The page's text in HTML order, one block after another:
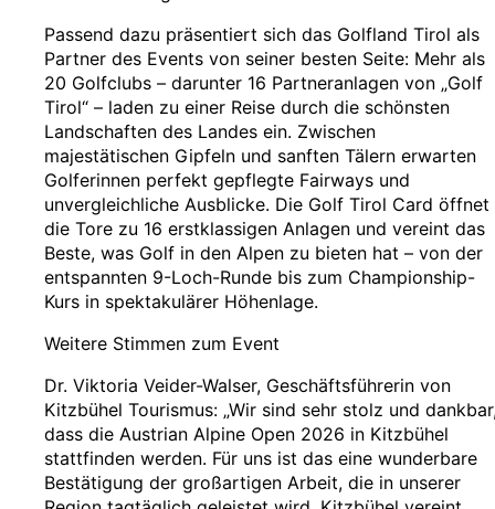
Passend dazu präsentiert sich das Golfland Tirol als
Partner des Events von seiner besten Seite: Mehr als
20 Golfclubs – darunter 16 Partneranlagen von „Golf
Tirol“ – laden zu einer Reise durch die schönsten
Landschaften des Landes ein. Zwischen
majestätischen Gipfeln und sanften Tälern erwarten
Golferinnen perfekt gepflegte Fairways und
unvergleichliche Ausblicke. Die Golf Tirol Card öffnet
die Tore zu 16 erstklassigen Anlagen und vereint das
Beste, was Golf in den Alpen zu bieten hat – von der
entspannten 9-Loch-Runde bis zum Championship-
Kurs in spektakulärer Höhenlage.
Weitere Stimmen zum Event
Dr. Viktoria Veider-Walser, Geschäftsführerin von
Kitzbühel Tourismus: „Wir sind sehr stolz und
dass die Austrian Alpine Open 2026 in Kitzbühel
stattfinden werden. Für uns ist das eine wunderbare
Bestätigung der großartigen Arbeit, die in unserer